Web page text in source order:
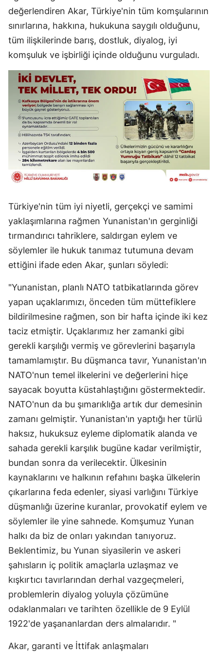
değerlendiren Akar, Türkiye'nin tüm komşularının
sınırlarına, hakkına, hukukuna saygılı olduğunu,
tüm ilişkilerinde barış, dostluk, diyalog, iyi
komşuluk ve işbirliği içinde olduğunu vurguladı.
Türkiye'nin tüm iyi niyetli, gerçekçi ve samimi
yaklaşımlarına rağmen Yunanistan'ın gerginliği
tırmandırıcı tahriklere, saldırgan eylem ve
söylemler ile hukuk tanımaz tutumuna devam
ettiğini ifade eden Akar, şunları söyledi:
"Yunanistan, planlı NATO tatbikatlarında görev
yapan uçaklarımızı, önceden tüm müttefiklere
bildirilmesine rağmen, son bir hafta içinde iki kez
taciz etmiştir. Uçaklarımız her zamanki gibi
gerekli karşılığı vermiş ve görevlerini başarıyla
tamamlamıştır. Bu düşmanca tavır, Yunanistan'ın
NATO'nun temel ilkelerini ve değerlerini hiçe
sayacak boyutta küstahlaştığını göstermektedir.
NATO'nun da bu şımarıklığa artık dur demesinin
zamanı gelmiştir. Yunanistan'ın yaptığı her türlü
haksız, hukuksuz eyleme diplomatik alanda ve
sahada gerekli karşılık bugüne kadar verilmiştir,
bundan sonra da verilecektir. Ülkesinin
kaynaklarını ve halkının refahını başka ülkelerin
çıkarlarına feda edenler, siyasi varlığını Türkiye
düşmanlığı üzerine kuranlar, provokatif eylem ve
söylemler ile yine sahnede. Komşumuz Yunan
halkı da biz de onları yakından tanıyoruz.
Beklentimiz, bu Yunan siyasilerin ve askeri
şahısların iç politik amaçlarla uzlaşmaz ve
kışkırtıcı tavırlarından derhal vazgeçmeleri,
problemlerin diyalog yoluyla çözümüne
odaklanmaları ve tarihten özellikle de 9 Eylül
1922'de yaşananlardan ders almalarıdır. "
Akar, garanti ve İttifak anlaşmaları